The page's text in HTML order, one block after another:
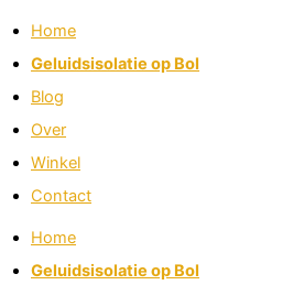
Home
Geluidsisolatie op Bol
Blog
Over
Winkel
Contact
Home
Geluidsisolatie op Bol